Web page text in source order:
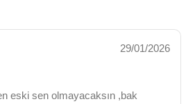
29/01/2026
eski sen olmayacaksın ,bak